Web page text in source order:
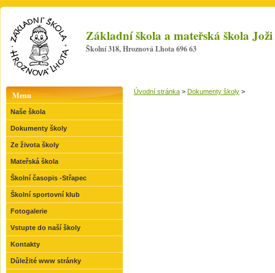
Základní škola a mateřská škola
Školní 318, Hroznová Lhota 696 63
Menu
Naše škola
Dokumenty školy
Ze života školy
Mateřská škola
Školní časopis -Střapec
Školní sportovní klub
Fotogalerie
Vstupte do naší školy
Kontakty
Důležité www stránky
Úvodní stránka > Dokumenty školy >